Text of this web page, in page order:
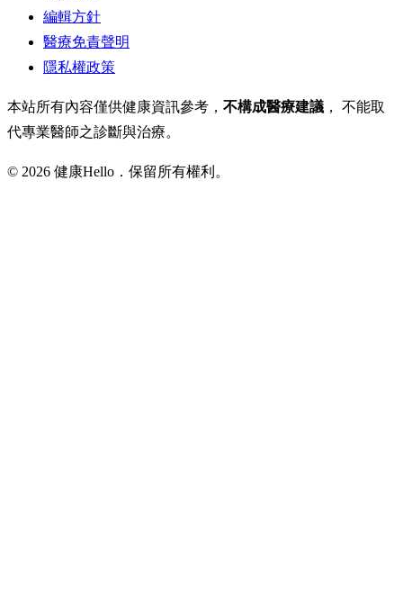
編輯方針
醫療免責聲明
隱私權政策
本站所有內容僅供健康資訊參考， 不構成醫療建議 ， 不能取
代專業醫師之診斷與治療。
© 2026 健康Hello．保留所有權利。